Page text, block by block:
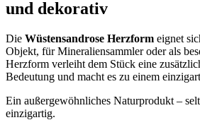
und dekorativ
Die Wüstensandrose Herzform eignet
Objekt, für Mineraliensammler oder als
Herzform verleiht dem Stück eine
Bedeutung und macht es zu einem
Ein außergewöhnliches Naturprodukt –
einzigartig.